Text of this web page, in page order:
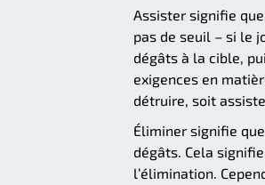
Assister signifie
pas de seuil – si le
dégâts à la cible,
exigences en
détruire, soit
Éliminer signifie
dégâts. Cela
l’élimination.